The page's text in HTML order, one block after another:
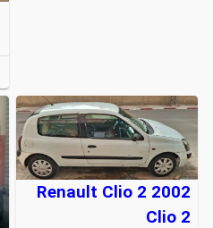
Renault Clio 2 2002
Clio 2